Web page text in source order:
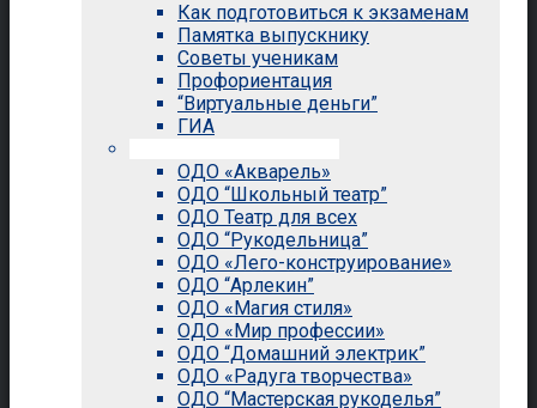
Как подготовиться к экзаменам
Памятка выпускнику
Советы ученикам
Профориентация
“Виртуальные деньги”
ГИА
ОДО «Акварель»
ОДО “Школьный театр”
ОДО Театр для всех
ОДО “Рукодельница”
ОДО «Лего-конструирование»
ОДО “Арлекин”
ОДО «Магия стиля»
ОДО «Мир профессии»
ОДО “Домашний электрик”
ОДО «Радуга творчества»
ОДО “Мастерская рукоделья”